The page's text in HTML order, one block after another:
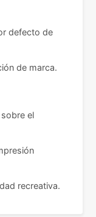
defecto de
de marca.
el
recreativa.